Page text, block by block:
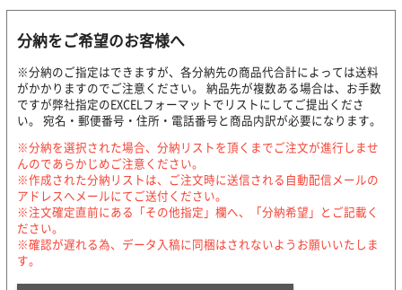
分納をご希望のお客様へ
※分納のご指定はできますが、各分納先の商品代合計によっては送料
がかかりますのでご注意ください。 納品先が複数ある場合は、お手数
ですが弊社指定のEXCELフォーマットでリストにしてご提出くださ
い。 宛名・郵便番号・住所・電話番号と商品内訳が必要になります。
※分納を選択された場合、分納リストを頂くまでご注文が進行しませ
んのであらかじめご注意ください。
※作成された分納リストは、ご注文時に送信される自動配信メールの
アドレスへメールにてご送付ください。
※注文確定直前にある「その他指定」欄へ、「分納希望」とご記載く
ださい。
※確認が遅れる為、データ入稿に同梱はされないようお願いいたしま
す。